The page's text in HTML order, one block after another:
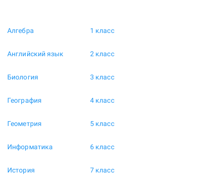
Алгебра
Английский язык
Биология
География
Геометрия
Информатика
История
1 класс
2 класс
3 класс
4 класс
5 класс
6 класс
7 класс